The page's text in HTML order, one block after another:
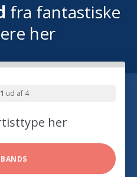
fra fantastiske
her
ud af 4
her